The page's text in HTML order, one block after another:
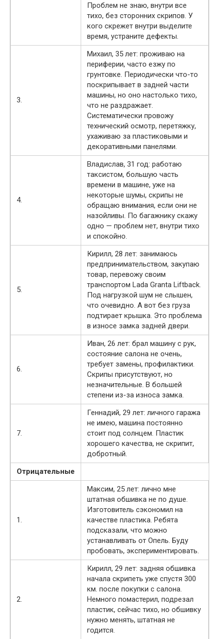
Проблем не знаю, внутри все
тихо, без сторонних скрипов. У
кого скрежет внутри выделите
время, устраните дефекты.
3.
Михаил, 35 лет: проживаю на
периферии, часто езжу по
грунтовке. Периодически что-то
поскрипывает в задней части
машины, но оно настолько тихо,
что не раздражает.
Систематически провожу
технический осмотр, перетяжку,
ухаживаю за пластиковыми и
декоративными панелями.
4.
Владислав, 31 год: работаю
таксистом, большую часть
времени в машине, уже на
некоторые шумы, скрипы не
обращаю внимания, если они не
назойливы. По багажнику скажу
одно — проблем нет, внутри тихо
и спокойно.
5.
Кирилл, 28 лет: занимаюсь
предпринимательством, закупаю
товар, перевожу своим
транспортом Lada Granta Liftback.
Под нагрузкой шум не слышен,
что очевидно. А вот без груза
подтирает крышка. Это проблема
в износе замка задней двери.
6.
Иван, 26 лет: брал машину с рук,
состояние салона не очень,
требует замены, профилактики.
Скрипы присутствуют, но
незначительные. В большей
степени из-за износа замка.
7.
Геннадий, 29 лет: личного гаража
не имею, машина постоянно
стоит под солнцем. Пластик
хорошего качества, не скрипит,
добротный.
Отрицательные
1.
Максим, 25 лет: лично мне
штатная обшивка не по душе.
Изготовитель сэкономил на
качестве пластика. Ребята
подсказали, что можно
устанавливать от Опель. Буду
пробовать, экспериментировать.
2.
Кирилл, 29 лет: задняя обшивка
начала скрипеть уже спустя 300
км. после покупки с салона.
Немного помастерил, подрезал
пластик, сейчас тихо, но обшивку
нужно менять, штатная не
годится.